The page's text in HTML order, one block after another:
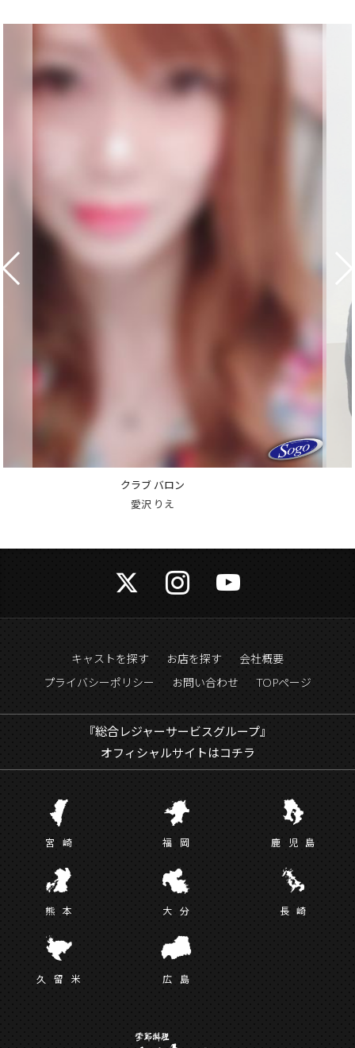
ニュークラブ 離宮
七瀬 みさき
キャストを探す お店を探す
会社概要
プライバシーポリシー
お問い合わせ TOPページ
『総合レジャーサービスグループ』
オフィシャルサイトはコチラ
宮 崎 福 岡 鹿児 島
熊 本 大 分 長崎
久留 米 広 島